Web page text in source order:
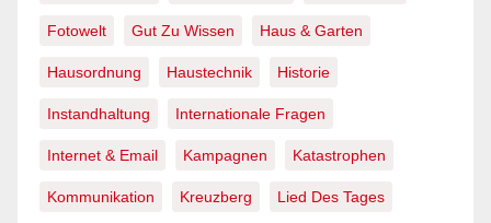
Fotowelt Gut Zu Wissen Haus & Garten
Hausordnung Haustechnik Historie
Instandhaltung Internationale Fragen
Internet & Email Kampagnen Katastrophen
Kommunikation Kreuzberg Lied Des Tages